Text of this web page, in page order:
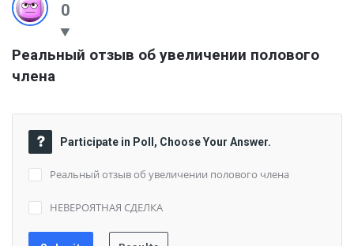
0
Реальный отзыв об увеличении полового
члена
Participate in Poll, Choose Your Answer.
Реальный отзыв об увеличении полового члена
НЕВЕРОЯТНАЯ СДЕЛКА